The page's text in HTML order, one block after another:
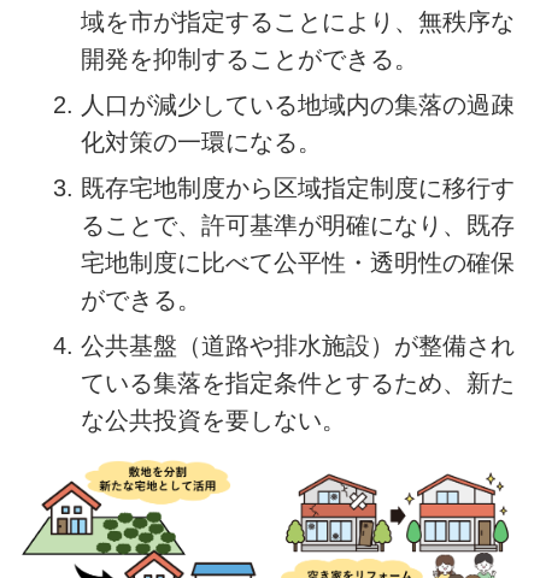
域を市が指定することにより、無秩序な
開発を抑制することができる。
人口が減少している地域内の集落の過疎
化対策の一環になる。
既存宅地制度から区域指定制度に移行す
ることで、許可基準が明確になり、既存
宅地制度に比べて公平性・透明性の確保
ができる。
公共基盤（道路や排水施設）が整備され
ている集落を指定条件とするため、新た
な公共投資を要しない。